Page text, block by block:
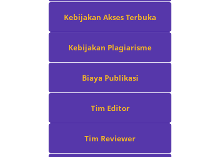
Kebijakan Akses Terbuka
Kebijakan Plagiarisme
Biaya Publikasi
Tim Editor
Tim Reviewer